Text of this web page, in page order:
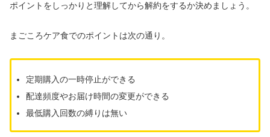
ポイントをしっかりと理解してから解約をするか決めましょう。
まごころケア食でのポイントは次の通り。
定期購入の一時停止ができる
配達頻度やお届け時間の変更ができる
最低購入回数の縛りは無い